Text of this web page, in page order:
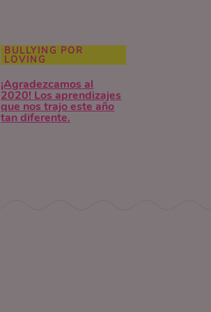
BULLYING POR
LOVING
¡Agradezcamos al
2020! Los aprendizajes
que nos trajo este año
tan diferente.